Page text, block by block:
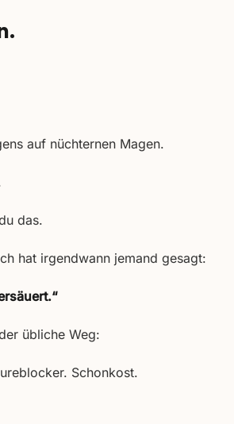
auf nüchternen Magen.
das.
hat irgendwann jemand gesagt:
übliche Weg:
Schonkost.